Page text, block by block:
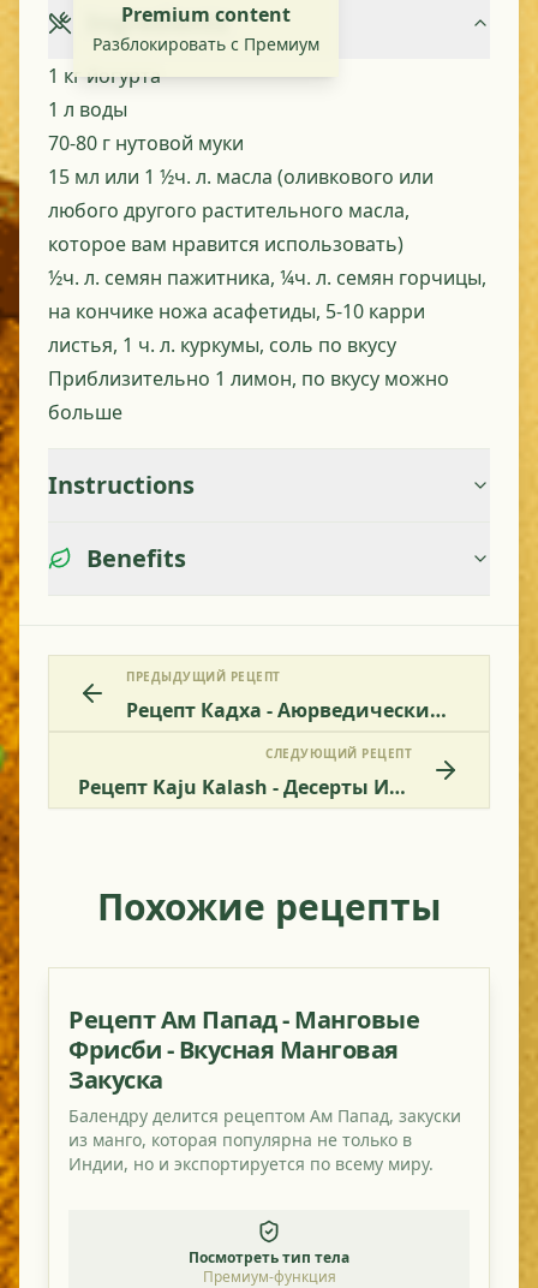
Premium content
Разблокировать с Премиум
Ingredients
1 кг йогурта
1 л воды
70-80 г нутовой муки
15 мл или 1 ½ч. л. масла (оливкового или
любого другого растительного масла,
которое вам нравится использовать)
½ч. л. семян пажитника, ¼ч. л. семян горчицы,
на кончике ножа асафетиды, 5-10 карри
листья, 1 ч. л. куркумы, соль по вкусу
Приблизительно 1 лимон, по вкусу можно
больше
Instructions
Benefits
ПРЕДЫДУЩИЙ РЕЦЕПТ
Рецепт Кадха - Аюрведический Чай Против Простуды И Боли В Горле
СЛЕДУЮЩИЙ РЕЦЕПТ
Рецепт Kaju Kalash - Десерты Из Кешью
Похожие рецепты
Рецепт Ам Папад - Манговые
Фрисби - Вкусная Манговая
Закуска
Балендру делится рецептом Ам Папад, закуски
из манго, которая популярна не только в
Индии, но и экспортируется по всему миру.
Посмотреть тип тела
Премиум-функция